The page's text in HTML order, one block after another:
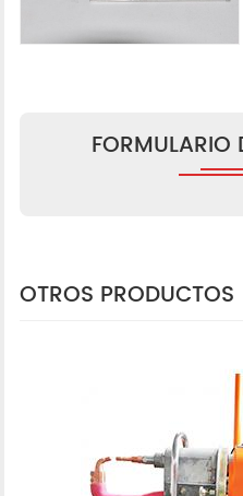
FORMULARIO
OTROS PRODUCTOS